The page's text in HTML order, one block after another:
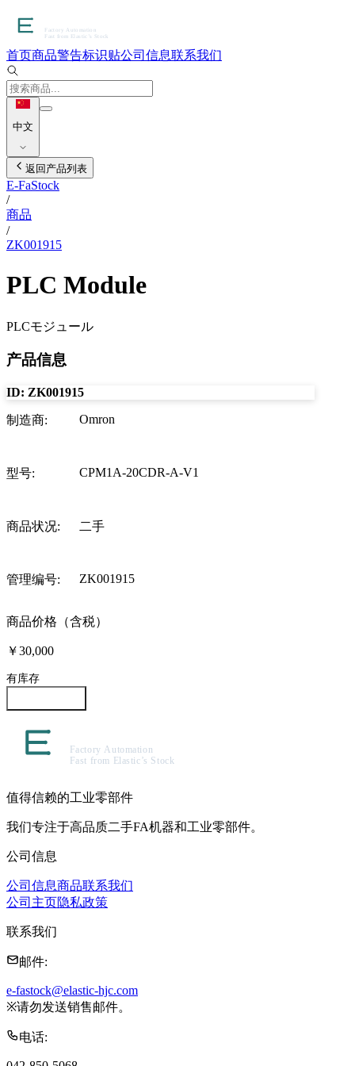
首页商品警告标识贴公司信息联系我们
中文
返回产品列表
E-FaStock
/
商品
/
ZK001915
PLC Module
PLCモジュール
产品信息
ID: ZK001915
制造商: Omron
型号: CPM1A-20CDR-A-V1
商品状况: 二手
管理编号: ZK001915
商品价格（含税）
￥30,000
有库存
值得信赖的工业零部件
我们专注于高品质二手FA机器和工业零部件。
公司信息
公司信息商品联系我们
公司主页隐私政策
联系我们
邮件:
e-fastock@elastic-hjc.com
※请勿发送销售邮件。
电话: